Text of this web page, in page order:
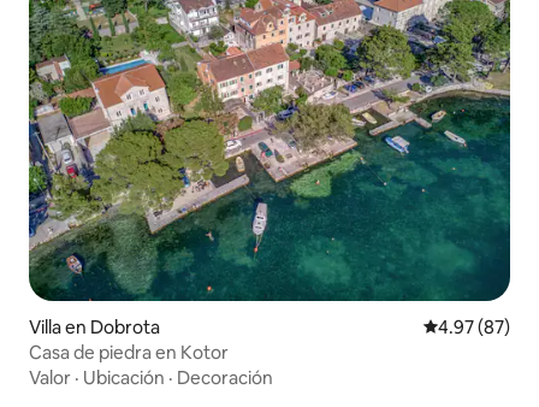
Villa en Dobrota Calificación
4.97 (87)
Casa de piedra en Kotor
Valor · Ubicación · Decoración